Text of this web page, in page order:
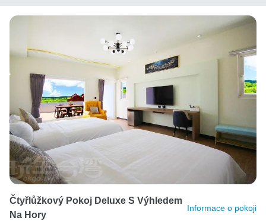
Čtyřlůžkový Pokoj Deluxe S Výhledem
Na Hory
Informace o pokoji